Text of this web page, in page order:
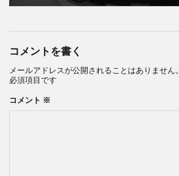
コメントを書く
メールアドレスが公開されることはありません。
必須項目です
コメント ※